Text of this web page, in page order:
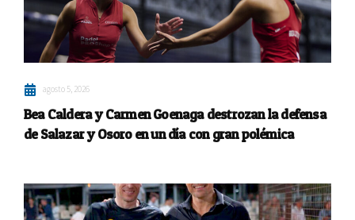
agosto 5, 2026
Bea Caldera y Carmen Goenaga destrozan la defensa
de Salazar y Osoro en un día con gran polémica